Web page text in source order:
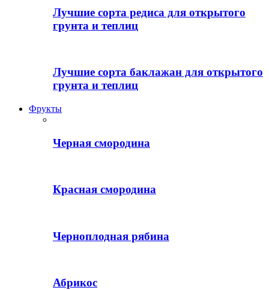
Лучшие сорта редиса для открытого
грунта и теплиц
Лучшие сорта баклажан для открытого
грунта и теплиц
Фрукты
Черная смородина
Красная смородина
Черноплодная рябина
Абрикос